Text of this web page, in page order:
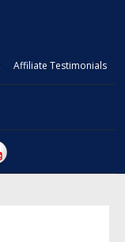
Affiliate Testimonials